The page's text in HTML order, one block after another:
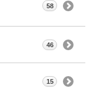
58
46
15